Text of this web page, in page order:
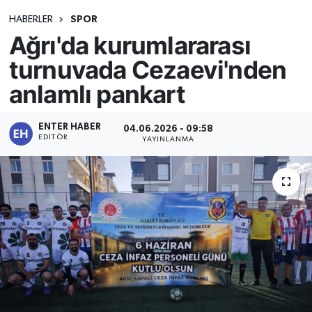
HABERLER SPOR
Ağrı'da kurumlararası
turnuvada Cezaevi'nden
anlamlı pankart
ENTER HABER
EDITÖR
04.06.2026 - 09:58
YAYINLANMA